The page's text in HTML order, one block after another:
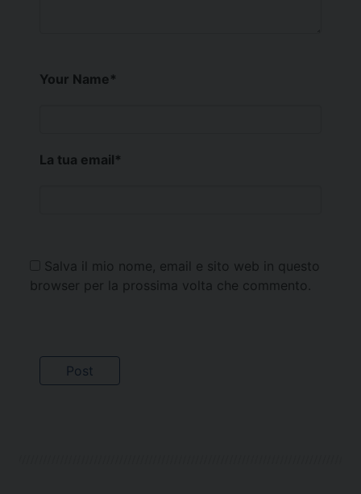
Your Name*
La tua email*
Salva il mio nome, email e sito web in questo
browser per la prossima volta che commento.